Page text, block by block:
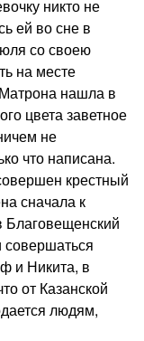
никто не
ей во сне в
со своею
на месте
нашла в
цвета заветное
не
что написана.
крестный
сначала к
Благовещенский
совершаться
и Никита, в
от Казанской
людям,